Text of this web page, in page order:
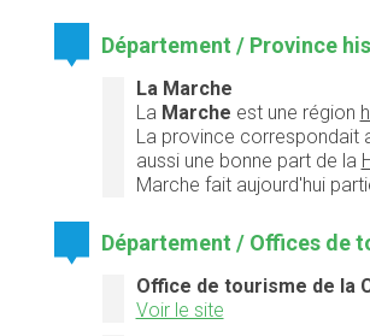
Département / Province
La Marche
La Marche est une région
La province correspondait
aussi une bonne part de la
Marche fait aujourd'hui
Département / Offices de
Office de tourisme de la
Voir le site